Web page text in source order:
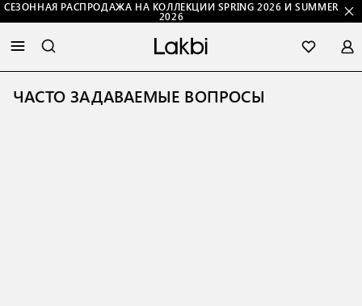
СЕЗОННАЯ РАСПРОДАЖА НА КОЛЛЕКЦИИ SPRING 2026 И SUMMER
2026
ЧАСТО ЗАДАВАЕМЫЕ ВОПРОСЫ